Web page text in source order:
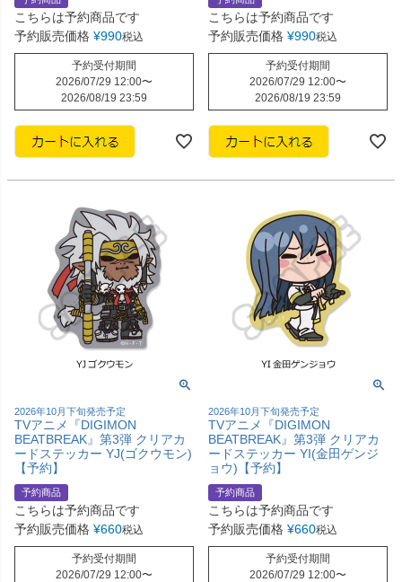
こちらは予約商品です
予約販売価格 ¥990税込
予約受付期間
2026/07/29 12:00〜
2026/08/19 23:59
こちらは予約商品です
予約販売価格 ¥990税込
予約受付期間
2026/07/29 12:00〜
2026/08/19 23:59
2026年10月下旬発売予定
TVアニメ『DIGIMON
BEATBREAK』第3弾 クリアカ
ードステッカー YJ(ゴクウモン)
【予約】
予約商品
こちらは予約商品です
予約販売価格 ¥660税込
予約受付期間
2026/07/29 12:00〜
2026年10月下旬発売予定
TVアニメ『DIGIMON
BEATBREAK』第3弾 クリアカ
ードステッカー YI(金田ゲンジ
ョウ)【予約】
予約商品
こちらは予約商品です
予約販売価格 ¥660税込
予約受付期間
2026/07/29 12:00〜